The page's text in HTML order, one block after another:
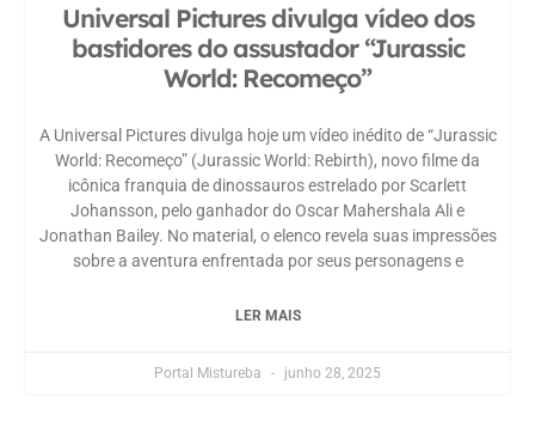
Universal Pictures divulga vídeo dos
bastidores do assustador “Jurassic
World: Recomeço”
A Universal Pictures divulga hoje um vídeo inédito de “Jurassic
World: Recomeço” (Jurassic World: Rebirth), novo filme da
icônica franquia de dinossauros estrelado por Scarlett
Johansson, pelo ganhador do Oscar Mahershala Ali e
Jonathan Bailey. No material, o elenco revela suas impressões
sobre a aventura enfrentada por seus personagens e
LER MAIS
Portal Mistureba junho 28, 2025